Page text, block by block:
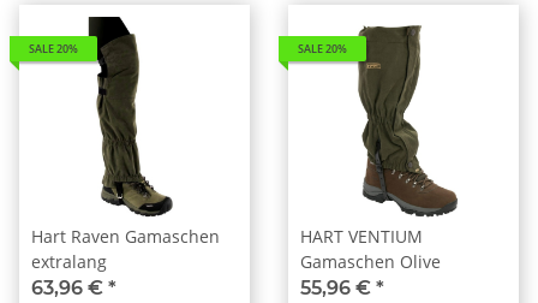
SALE 20%
Hart Raven Gamaschen
extralang
63,96 € *
SALE 20%
HART VENTIUM
Gamaschen Olive
55,96 € *